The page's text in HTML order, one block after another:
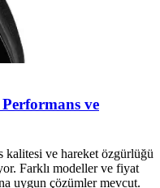
ve
kalitesi ve hareket özgürlüğü
Farklı modeller ve fiyat
uygun çözümler mevcut.